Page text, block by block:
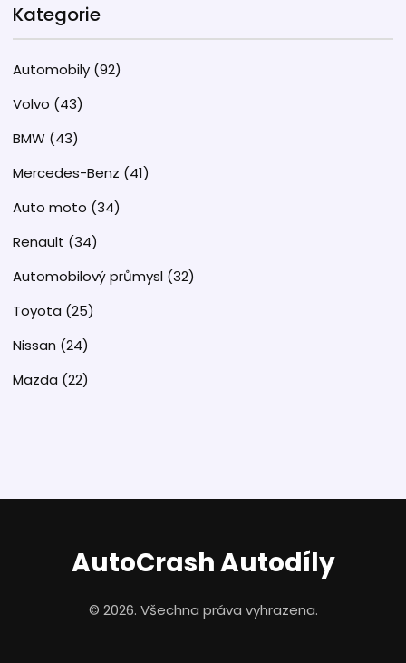
Kategorie
Automobily (92)
Volvo (43)
BMW (43)
Mercedes-Benz (41)
Auto moto (34)
Renault (34)
Automobilový průmysl (32)
Toyota (25)
Nissan (24)
Mazda (22)
AutoCrash Autodíly
© 2026. Všechna práva vyhrazena.